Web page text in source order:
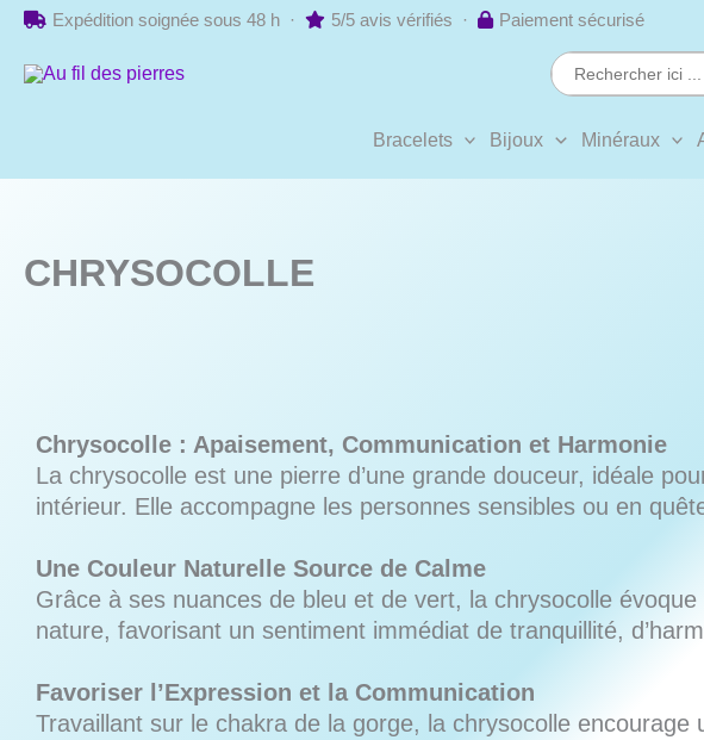
Aller
contenu
Expédition soignée sous 48 h · 5/5 avis vérifiés · Paiement sécurisé
Search
for:
Bracelets Bijoux Minéraux
CHRYSOCOLLE
Chrysocolle : Apaisement, Communication et Harmonie
La chrysocolle est une pierre d’une grande douceur, idéale
intérieur. Elle accompagne les personnes sensibles ou en
Une Couleur Naturelle Source de Calme
Grâce à ses nuances de bleu et de vert, la chrysocolle
nature, favorisant un sentiment immédiat de tranquillité,
Favoriser l’Expression et la Communication
Travaillant sur le chakra de la gorge, la chrysocolle